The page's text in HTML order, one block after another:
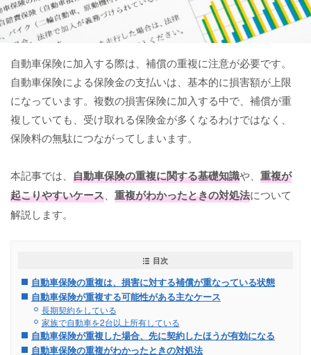
自動車保険に加入する際は、補償の重複に注意が必要です。
自動車保険による保険金の支払いは、基本的に損害額が上限
になっています。複数の損害保険に加入する中で、補償が重
複していても、受け取れる保険金が多くなるわけではなく、
保険料の無駄につながってしまいます。
本記事では、 自動車保険の重複に関する基礎知識や、 重複が
起こりやすいケース
重複がわかったときの対処法について
解説します。
目次
自動車保険の重複は、損害に対する補償が重なっている状態
自動車保険が重複する可能性がある主なケース
長期契約をしている
家族で自動車を2台以上所有している
自動車保険が重複した場合、先に契約したほうが有効になる
自動車保険の重複がわかったときの対処法